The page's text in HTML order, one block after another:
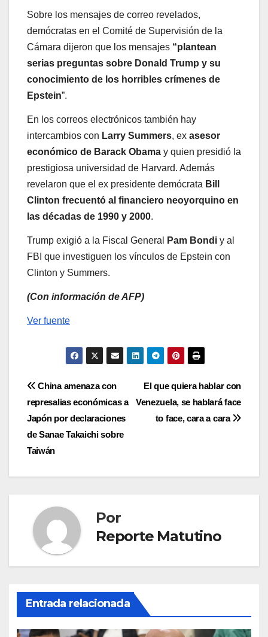
Sobre los mensajes de correo revelados,
demócratas en el Comité de Supervisión de la
Cámara dijeron que los mensajes “plantean
serias preguntas sobre Donald Trump y su
conocimiento de los horribles crímenes de
Epstein”.
En los correos electrónicos también hay
intercambios con Larry Summers, ex asesor
económico de Barack Obama y quien presidió la
prestigiosa universidad de Harvard. Además
revelaron que el ex presidente demócrata Bill
Clinton frecuentó al financiero neoyorquino en
las décadas de 1990 y 2000.
Trump exigió a la Fiscal General Pam Bondi y al
FBI que investiguen los vínculos de Epstein con
Clinton y Summers.
(Con información de AFP)
Ver fuente
Navegación
de
entradas
El que quiera hablar con
Venezuela, se hablará face
to face, cara a cara
China amenaza con
represalias económicas a
Japón por declaraciones
de Sanae Takaichi sobre
Taiwán
Por
Reporte Matutino
Entrada relacionada